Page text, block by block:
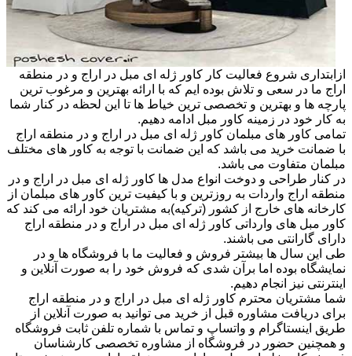
ازابتداری شروع فعالیت کار کاور ژله ای مبل در اراج و در منطقه
اراج ما در سعی و تلاش بوده ایم که با ارائه بهترین و مرغوب ترین
پارچه ها و بهترین و تخصصی ترین خیاط ها تا این لحظه در کنار شما
به کار خود در زمینه کاور مبل ادامه دهیم.
تمامی کاور های مبلمان کاور ژله ای مبل در اراج و در منطقه اراج
با ضمانت خرید می باشد که این ضمانت با توجه به کاور های مختلف
مبلمان متفاوت می باشد.
در کنار طراحی و دوخت انواع مدل ها کاور ژله ای مبل در اراج و در
منطقه اراج واردات به روزترین و با کیفیت ترین کاور های مبلمان از
کارخانه های خارج از کشور (ترکیه)به مشتریان خود ارائه می کند که
کاور مبل های وارداتی کاور ژله ای مبل در اراج و در منطقه اراج
دارای گارانتی می باشند.
طی این سال ها بیشتر فروش و فعالیت ما با فروشگاه ها و در
نمایشگاه بوده اما برآن شدی که فروش خود را به صورت آنلاین و
اینترنتی نیز انجام دهیم.
شما مشتریان محترم کاور ژله ای مبل در اراج و در منطقه اراج
برای دریافت مشاوره قبل از خرید می توانید به صورت آنلاین از
طریق اینستاگرام و واتساپ و تماس با شماره تلفن ثابت فروشگاه
و همچنین حضور در فروشگاه از مشاوره تخصصی کارشناسان